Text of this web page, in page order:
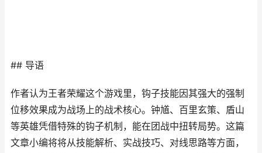
## 导语
作者认为王者荣耀这个游戏里，钩子技能因其强大的强制
位移效果成为战场上的战术核心。钟馗、百里玄策、盾山
等英雄凭借特殊的钩子机制，能在团战中扭转局势。这篇
文章小编将将从技能解析、实战技巧、对线思路等方面，